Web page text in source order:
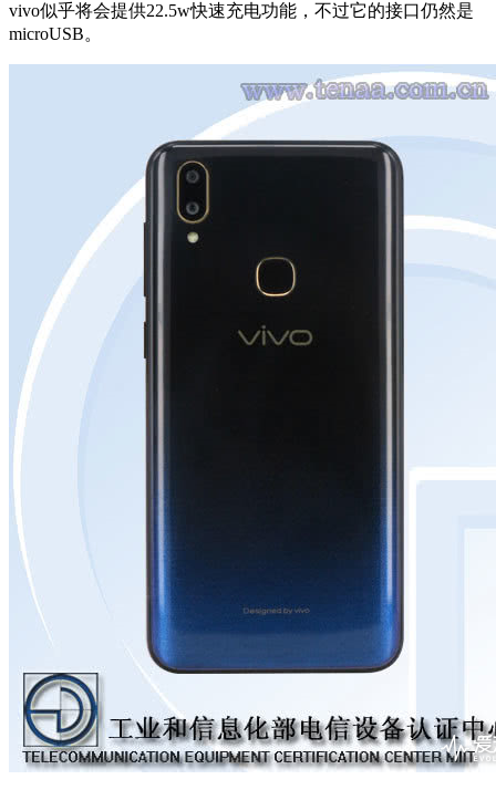
vivo似乎将会提供22.5w快速充电功能，不过它的接口仍然是
microUSB。